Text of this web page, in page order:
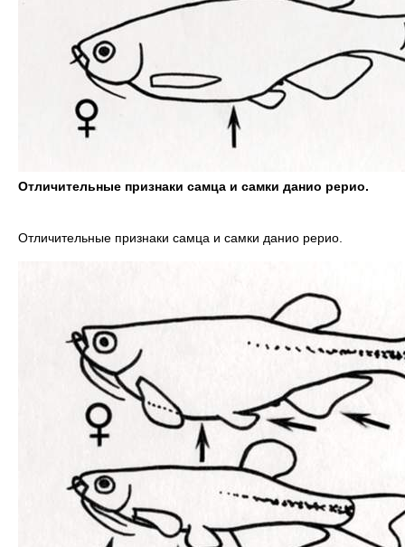
Отличительные признаки самца и самки данио рерио.
Отличительные признаки самца и самки данио рерио.